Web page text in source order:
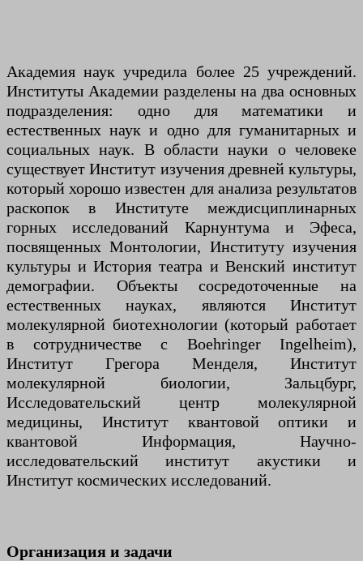
Академия наук учредила более 25 учреждений.
Институты Академии разделены на два основных
подразделения: одно для математики и
естественных наук и одно для гуманитарных и
социальных наук. В области науки о человеке
существует Институт изучения древней культуры,
который хорошо известен для анализа результатов
раскопок в Институте междисциплинарных
горных исследований Карнунтума и Эфеса,
посвященных Монтологии, Институту изучения
культуры и История театра и Венский институт
демографии. Объекты сосредоточенные на
естественных науках, являются Институт
молекулярной биотехнологии (который работает
в сотрудничестве с Boehringer Ingelheim),
Институт Грегора Менделя, Институт
молекулярной биологии, Зальцбург,
Исследовательский центр молекулярной
медицины, Институт квантовой оптики и
квантовой Информация, Научно-
исследовательский институт акустики и
Институт космических исследований.
Организация и задачи